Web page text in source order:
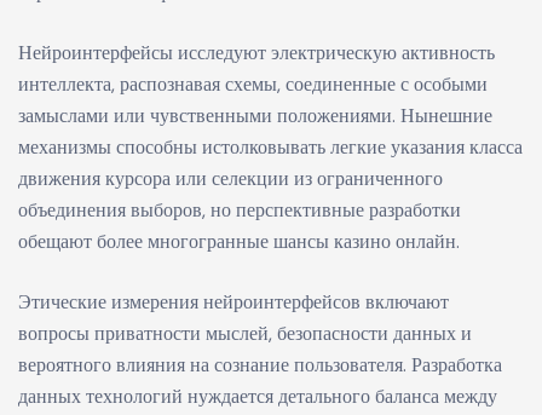
Нейроинтерфейсы исследуют электрическую активность
интеллекта, распознавая схемы, соединенные с особыми
замыслами или чувственными положениями. Нынешние
механизмы способны истолковывать легкие указания класса
движения курсора или селекции из ограниченного
объединения выборов, но перспективные разработки
обещают более многогранные шансы казино онлайн.
Этические измерения нейроинтерфейсов включают
вопросы приватности мыслей, безопасности данных и
вероятного влияния на сознание пользователя. Разработка
данных технологий нуждается детального баланса между